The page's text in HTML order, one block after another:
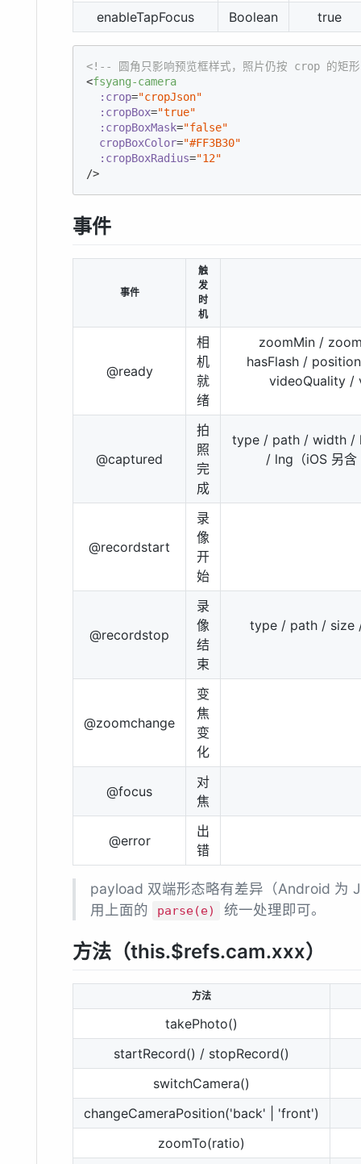
enableTapFocus
Boolean true
<!-- 圆角只影响预览框样式，照片仍按 crop 的矩
<fsyang-camera
:crop="cropJson"
:cropBox="true"
:cropBoxMask="false"
cropBoxColor="#FF3B30"
:cropBoxRadius="12"
/>
事件
事件
触
发
时
机
@ready
相
机
就
绪
zoomMin /
hasFlash /
videoQuality /
@captured
拍
照
完
成
type / path / width /
/ lng（iOS 另
@recordstart
录
像
开
始
@recordstop
录
像
结
束
type / path / size
@zoomchange
变
焦
变
化
@focus
对
焦
@error
出
错
payload 双端形态略有差异（Android 为
用上面的
parse(e) 统一处理即可。
方法（this.$refs.cam.xxx）
方法
takePhoto()
startRecord() / stopRecord()
switchCamera()
changeCameraPosition('back' | 'front')
zoomTo(ratio)